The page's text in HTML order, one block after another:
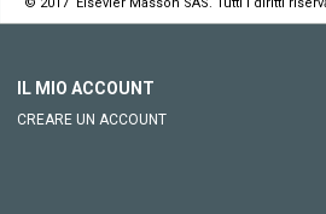
© 2017 Elsevier Masson SAS. Tutti i diritti
IL MIO ACCOUNT
CREARE UN ACCOUNT